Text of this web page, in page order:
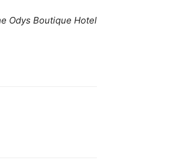
Odys Boutique Hotel